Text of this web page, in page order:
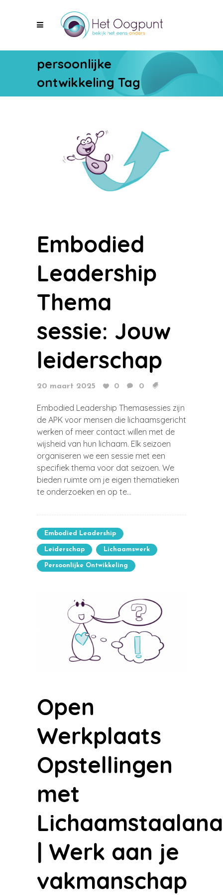
persoonlijke
ontwikkeling Tag
Embodied
Leadership
Thema
sessie: Jouw
leiderschap
20 maart 2025 0 0
Embodied Leadership Themasessies zijn
de APK voor mensen die lichaamsgericht
werken of meer contact willen met de
wijsheid van hun lichaam. Elk seizoen
organiseren we een sessie met een
specifiek thema voor dat seizoen. We
bieden ruimte om je eigen thematieken
te onderzoeken en op te...
Embodied Leadership
Leiderschap Lichaamswerk
Persoonlijke Ontwikkeling
Open
Werkplaats
Opstellingen
met
| Werk aan je
vakmanschap